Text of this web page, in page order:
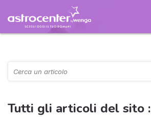
Tutti gli articoli del sito :